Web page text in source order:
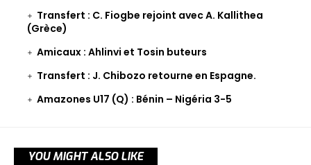
Transfert : C. Fiogbe rejoint avec A. Kallithea
(Grèce)
Amicaux : Ahlinvi et Tosin buteurs
Transfert : J. Chibozo retourne en Espagne.
Amazones U17 (Q) : Bénin – Nigéria 3-5
YOU MIGHT ALSO LIKE